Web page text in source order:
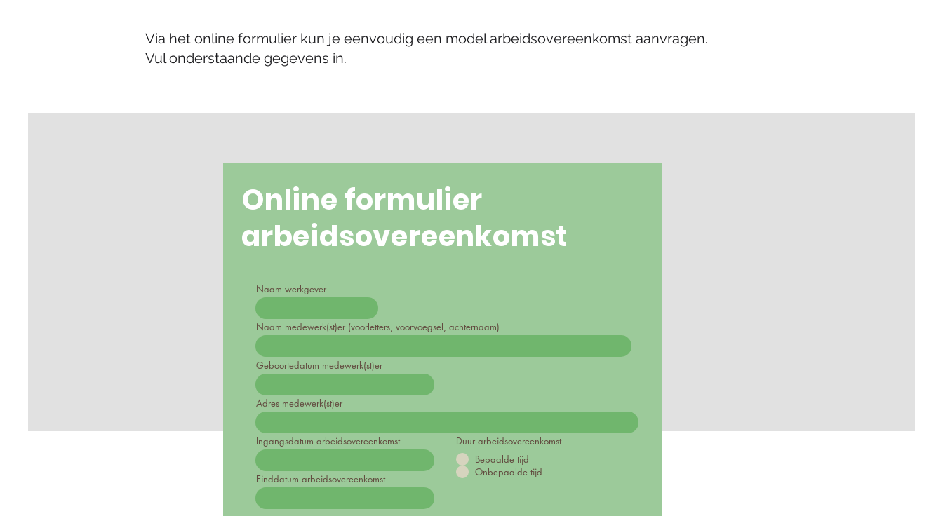
Via het online formulier kun je eenvoudig een model arbeidsovereenkomst aanvragen.
Vul onderstaande gegevens in.
Online formulier
arbeidsovereenkomst
Naam werkgever
Naam medewerk(st)er (voorletters, voorvoegsel, achternaam)
Geboortedatum medewerk(st)er
Adres medewerk(st)er
Ingangsdatum arbeidsovereenkomst
Einddatum arbeidsovereenkomst
Duur arbeidsovereenkomst
Bepaalde tijd
Onbepaalde tijd